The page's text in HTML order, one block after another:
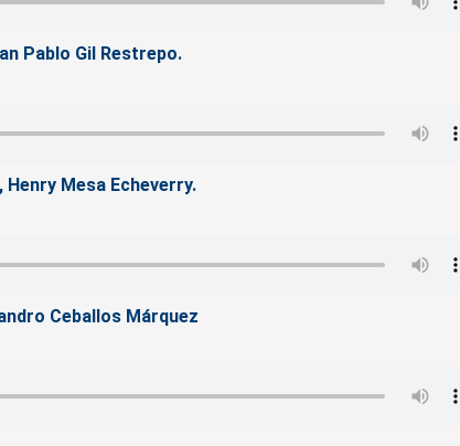
Pablo Gil Restrepo.
Mesa Echeverry.
Ceballos Márquez